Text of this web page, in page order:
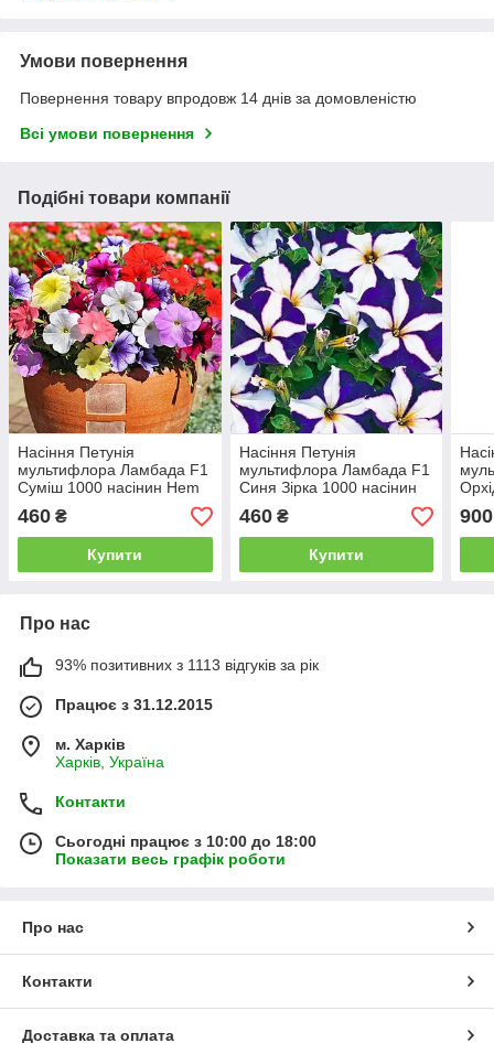
Умови повернення
Повернення товару впродовж 14 днів за домовленістю
Всі умови повернення
Подібні товари компанії
Насіння Петунія
мультифлора Ламбада F1
Суміш 1000 насінин Hem
Genetics
460 ₴
Купити
Насіння Петунія
мультифлора Ламбада F1
Синя Зірка 1000 насінин
Hem Genetics
460₴
Купити
900
Про нас
93% позитивних з 1113 відгуків за рік
Працює з 31.12.2015
м. Харків
Харків, Україна
Контакти
Сьогодні працює з 10:00 до 18:00
Показати весь графік роботи
Про нас
Контакти
Доставка та оплата